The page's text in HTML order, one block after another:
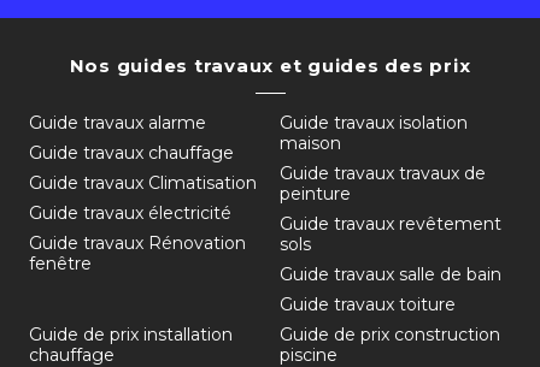
Nos guides travaux et guides des prix
Guide travaux alarme
Guide travaux chauffage
Guide travaux Climatisation
Guide travaux électricité
Guide travaux Rénovation
fenêtre
Guide travaux isolation
maison
Guide travaux travaux de
peinture
Guide travaux revêtement
sols
Guide travaux salle de bain
Guide travaux toiture
Guide de prix installation
chauffage
Guide de prix construction
piscine